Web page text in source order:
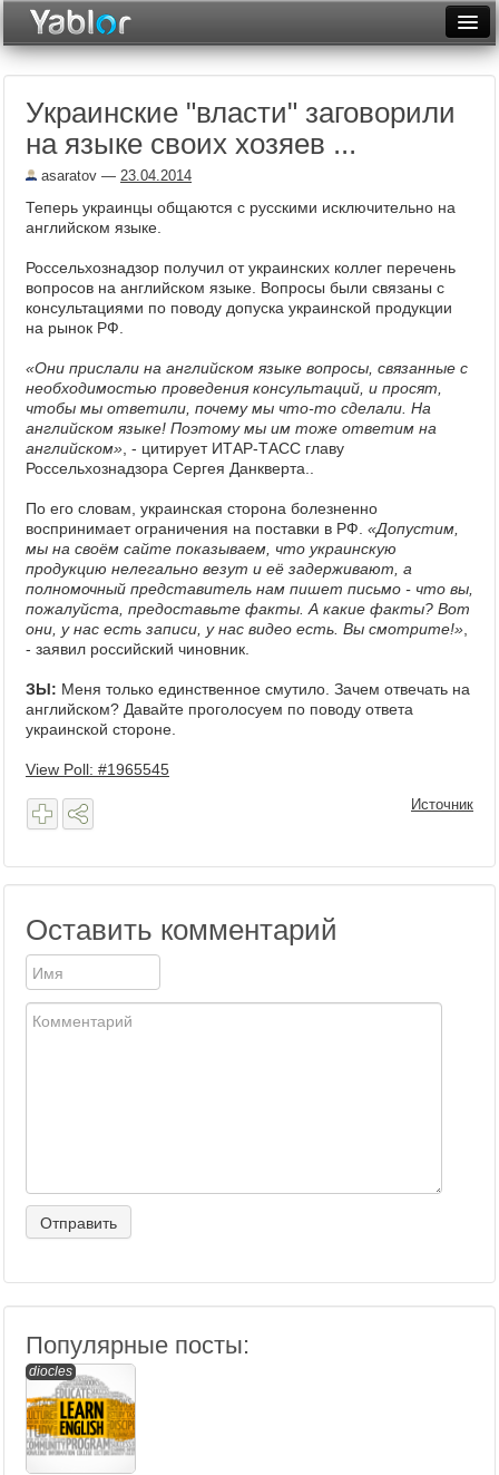
Неделя
Месяц
Фототоп
Украинские "власти" заговорили
на языке своих хозяев ...
asaratov — 23.04.2014
Теперь украинцы общаются с русскими исключительно на
английском языке.
Россельхознадзор получил от украинских коллег перечень
вопросов на английском языке. Вопросы были связаны с
консультациями по поводу допуска украинской продукции
на рынок РФ.
«Они прислали на английском языке вопросы, связанные с
необходимостью проведения консультаций, и просят,
чтобы мы ответили, почему мы что-то сделали. На
английском языке! Поэтому мы им тоже ответим на
английском» , - цитирует ИТАР-ТАСС главу
Россельхознадзора Сергея Данкверта..
По его словам, украинская сторона болезненно
воспринимает ограничения на поставки в РФ. «Допустим,
мы на своём сайте показываем, что украинскую
продукцию нелегально везут и её задерживают, а
полномочный представитель нам пишет письмо - что вы,
пожалуйста, предоставьте факты. А какие факты? Вот
они, у нас есть записи, у нас видео есть. Вы смотрите!»
- заявил российский чиновник.
ЗЫ: Меня только единственное смутило. Зачем отвечать на
английском? Давайте проголосуем по поводу ответа
украинской стороне.
View Poll: #1965545
Источник
Оставить комментарий
Популярные посты:
diocles